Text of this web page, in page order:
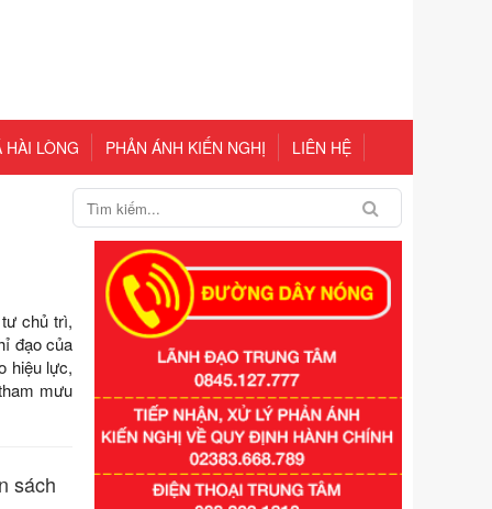
HÀI LÒNG PHẢN ÁNH KIẾN NGHỊ LIÊN HỆ
chủ trì,
đạo của
hiệu lực,
mưu
sách
Số kí hiệu:351/2025/NĐ-CP
Tên: Nghị định số 351/2025/NĐ-CP
của Chính phủ: Quy định chuẩn
nghèo đa chiều quốc gia giai đoạn
2026 - 2030
Ngày ban hành: 29/12/2026